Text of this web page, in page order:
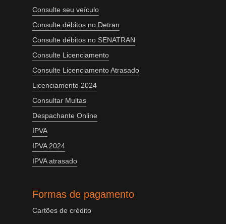
Consulte seu veículo
Consulte débitos no Detran
Consulte débitos no SENATRAN
Consulte Licenciamento
Consulte Licenciamento Atrasado
Licenciamento 2024
Consultar Multas
Despachante Online
IPVA
IPVA 2024
IPVA atrasado
Formas de pagamento
Cartões de crédito